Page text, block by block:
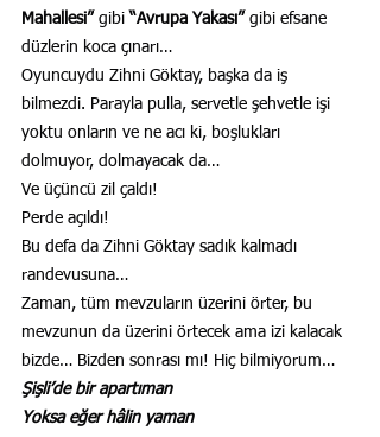
Mahallesi” gibi “Avrupa Yakası” gibi efsane
düzlerin koca çınarı…
Oyuncuydu Zihni Göktay, başka da iş
bilmezdi. Parayla pulla, servetle şehvetle işi
yoktu onların ve ne acı ki, boşlukları
dolmuyor, dolmayacak da…
Ve üçüncü zil çaldı!
Perde açıldı!
Bu defa da Zihni Göktay sadık kalmadı
randevusuna…
Zaman, tüm mevzuların üzerini örter, bu
mevzunun da üzerini örtecek ama izi kalacak
bizde… Bizden sonrası mı! Hiç bilmiyorum…
Şişli’de bir apartıman
Yoksa eğer hâlin yaman